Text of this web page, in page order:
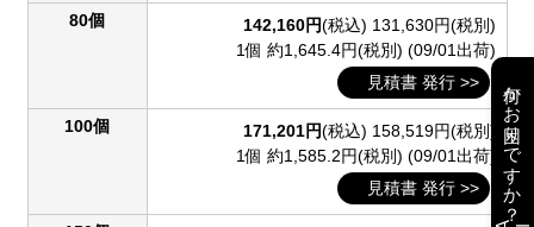
80個 142,160円(税込) 131,630円(税別)
1個 約1,645.4円(税別) (09/01出荷)
見積書 発行 >>
100個 171,201円(税込) 158,519円(税別)
1個 約1,585.2円(税別) (09/01出荷)
見積書 発行 >>
何かお困りですか？